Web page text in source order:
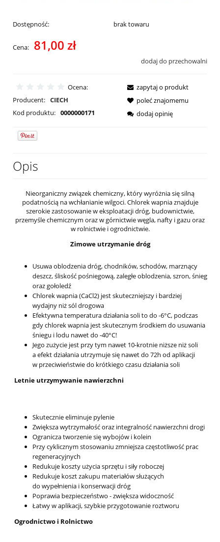
Dostępność: brak towaru
Cena: 81,00 zł
dodaj do przechowalni
Ocena:
Producent: CIECH
Kod produktu: 0000000171
zapytaj o produkt
poleć znajomemu
dodaj opinię
Opis
Nieorganiczny związek chemiczny, który wyróżnia się silną
podatnością na wchłanianie wilgoci. Chlorek wapnia znajduje
szerokie zastosowanie w eksploatacji dróg, budownictwie,
przemyśle chemicznym oraz w górnictwie węgla, nafty i gazu oraz
w rolnictwie i ogrodnictwie.
Zimowe utrzymanie dróg
Usuwa oblodzenia dróg, chodników, schodów, marznący
deszcz, śliskość pośniegową, zaległe oblodzenia, szron, śnieg
oraz gołoledź
Chlorek wapnia (CaCl2) jest skuteczniejszy i bardziej
wydajny niż sól drogowa
Efektywna temperatura działania soli to do -6°C, podczas
gdy chlorek wapnia jest skutecznym środkiem do usuwania
śniegu i lodu nawet do -40°C!
Jego zużycie jest przy tym nawet 10-krotnie niższe niż soli
a efekt działania utrzymuje się nawet do 72h od aplikacji
w przeciwieństwie do krótkiego czasu działania soli
Letnie utrzymywanie nawierzchni
Skutecznie eliminuje pylenie
Zwiększa wytrzymałość oraz integralność nawierzchni drogi
Ogranicza tworzenie się wybojów i kolein
Przy cyklicznym stosowaniu zmniejsza częstotliwość prac
regeneracyjnych
Redukuje koszty użycia sprzętu i siły roboczej
Redukuje koszt zakupu materiałów służących
do wypełnienia i konserwacji dróg
Poprawia bezpieczeństwo - zwiększa widoczność
Łatwy w aplikacji, szybkie przygotowanie roztworu
Ogrodnictwo i Rolnictwo